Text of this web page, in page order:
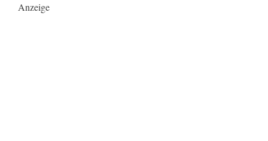
Anzeige